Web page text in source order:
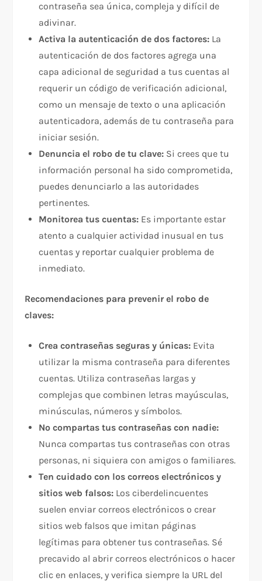
contraseña sea única, compleja y difícil de
adivinar.
Activa la autenticación de dos factores: La
autenticación de dos factores agrega una
capa adicional de seguridad a tus cuentas al
requerir un código de verificación adicional,
como un mensaje de texto o una aplicación
autenticadora, además de tu contraseña para
iniciar sesión.
Denuncia el robo de tu clave: Si crees que tu
información personal ha sido comprometida,
puedes denunciarlo a las autoridades
pertinentes.
Monitorea tus cuentas: Es importante estar
atento a cualquier actividad inusual en tus
cuentas y reportar cualquier problema de
inmediato.
Recomendaciones para prevenir el robo de
claves:
Crea contraseñas seguras y únicas: Evita
utilizar la misma contraseña para diferentes
cuentas. Utiliza contraseñas largas y
complejas que combinen letras mayúsculas,
minúsculas, números y símbolos.
No compartas tus contraseñas con nadie:
Nunca compartas tus contraseñas con otras
personas, ni siquiera con amigos o familiares.
Ten cuidado con los correos electrónicos y
sitios web falsos: Los ciberdelincuentes
suelen enviar correos electrónicos o crear
sitios web falsos que imitan páginas
legítimas para obtener tus contraseñas. Sé
precavido al abrir correos electrónicos o hacer
clic en enlaces, y verifica siempre la URL del